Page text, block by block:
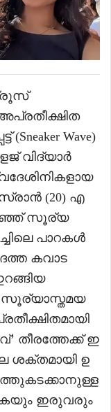
Wave)
വിദ്യാർ
(20) എ
സൂര്യ
പാറകൾ
കവാട
സൂര്യാസ്തമയ
തീരത്തേക്ക് ഇ
ശക്തമായി ഉ
ഇരുവരും